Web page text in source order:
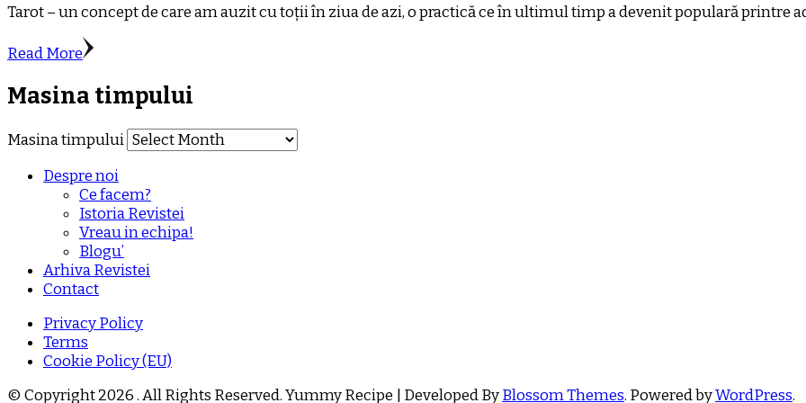
Tarot – un concept de care am auzit cu toții în ziua de azi, o practică ce în ultimul timp a devenit populară printre
Read More
Masina timpului
Masina timpului
Despre noi
Ce facem?
Istoria Revistei
Vreau in echipa!
Blogu’
Arhiva Revistei
Contact
Privacy Policy
Terms
Cookie Policy (EU)
© Copyright 2026. All Rights Reserved.Yummy Recipe | Developed ByBlossom Themes. Powered byWordPress.